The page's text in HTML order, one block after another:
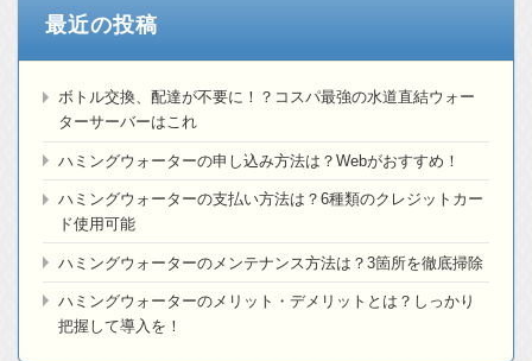
最近の投稿
ボトル交換、配達が不要に！？コスパ最強の水道直結ウォー
ターサーバーはこれ
ハミングウォーターの申し込み方法は？Webがおすすめ！
ハミングウォーターの支払い方法は？6種類のクレジットカー
ド使用可能
ハミングウォーターのメンテナンス方法は？3箇所を徹底掃除
ハミングウォーターのメリット・デメリットとは？しっかり
把握して導入を！